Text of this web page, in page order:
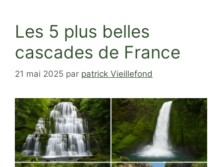
Les 5 plus belles
cascades de France
21 mai 2025 par patrick Vieillefond